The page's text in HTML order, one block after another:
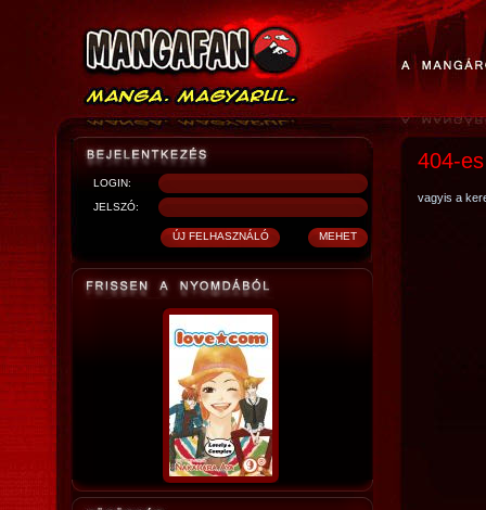
LOGIN:
JELSZÓ:
404-
vagyis a